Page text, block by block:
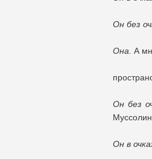
Он без
Она. А
Он без
Он в